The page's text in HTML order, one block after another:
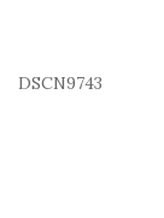
DSCN9743